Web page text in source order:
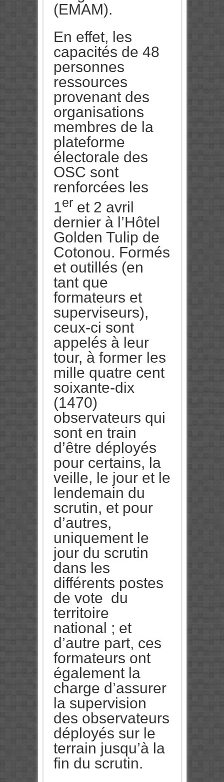
(EMAM).
En effet, les
capacités de 48
personnes
ressources
provenant des
organisations
membres de la
plateforme
électorale des
OSC sont
renforcées les
1er et 2 avril
dernier à l’Hôtel
Golden Tulip de
Cotonou. Formés
et outillés (en
tant que
formateurs et
superviseurs),
ceux-ci sont
appelés à leur
tour, à former les
mille quatre cent
soixante-dix
(1470)
observateurs qui
sont en train
d’être déployés
pour certains, la
veille, le jour et le
lendemain du
scrutin, et pour
d’autres,
uniquement le
jour du scrutin
dans les
différents postes
de vote du
territoire
national ; et
d’autre part, ces
formateurs ont
également la
charge d’assurer
la supervision
des observateurs
déployés sur le
terrain jusqu’à la
fin du scrutin.